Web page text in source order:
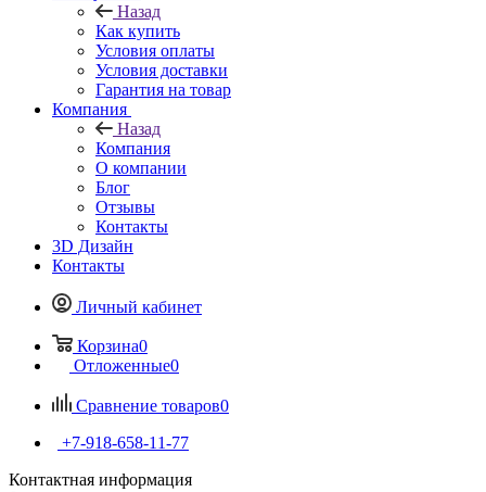
Доставка и подъем товаров
Сервес Профи на связи
Блог
Бренды
Как купить
Назад
Как купить
Условия оплаты
Условия доставки
Гарантия на товар
Компания
Назад
Компания
О компании
Отзывы
3D Дизайн
Контакты
Личный кабинет
Корзина0